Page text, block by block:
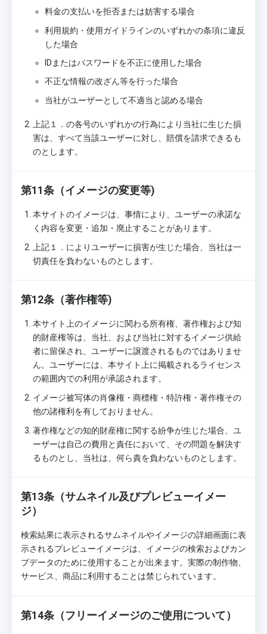
料金の支払いを拒否または妨害する場合
利用規約・使用ガイドラインのいずれかの条項に違反
した場合
IDまたはパスワードを不正に使用した場合
不正な情報の改ざん等を行った場合
当社がユーザーとして不適当と認める場合
上記１．の各号のいずれかの行為により当社に生じた損
害は、すべて当該ユーザーに対し、賠償を請求できるも
のとします。
第11条（イメージの変更等)
本サイトのイメージは、事情により、ユーザーの承諾な
く内容を変更・追加・廃止することがあります。
上記１．によりユーザーに損害が生じた場合、当社は一
切責任を負わないものとします。
第12条（著作権等)
本サイト上のイメージに関わる所有権、著作権および知
的財産権等は、当社、および当社に対するイメージ供給
者に留保され、ユーザーに譲渡されるものではありませ
ん。ユーザーには、本サイト上に掲載されるライセンス
の範囲内での利用が承認されます。
イメージ被写体の肖像権・商標権・特許権・著作権その
他の諸権利を有しておりません。
著作権などの知的財産権に関する紛争が生じた場合、ユ
ーザーは自己の費用と責任において、その問題を解決す
るものとし、当社は、何ら責を負わないものとします。
第13条（サムネイル及びプレビューイメー
ジ）
検索結果に表示されるサムネイルやイメージの詳細画面に表
示されるプレビューイメージは、イメージの検索およびカン
プデータのために使用することが出来ます。実際の制作物、
サービス、商品に利用することは禁じられています。
第14条（フリーイメージのご使用について）